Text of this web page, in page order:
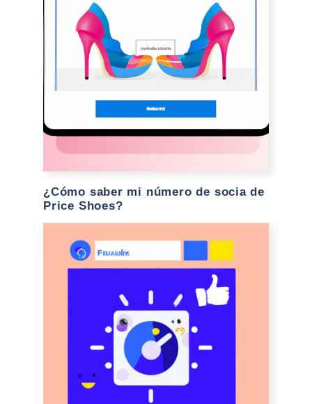
¿Cómo saber mi número de socia de
Price Shoes?